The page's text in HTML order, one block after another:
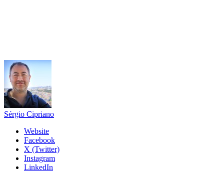
Sérgio Cipriano
Website
Facebook
X (Twitter)
Instagram
LinkedIn